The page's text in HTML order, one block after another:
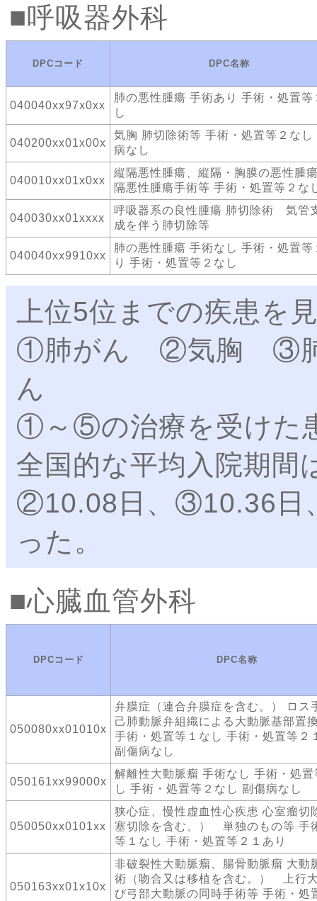
呼吸器外科
DPCコード DPC名称
040040xx97x0xx
肺の悪性腫瘍 手術あり 手術・処置等
し
040200xx01x00x
気胸 肺切除術等 手術・処置等２なし
病なし
040010xx01x0xx
縦隔悪性腫瘍、縦隔・胸膜の悪性腫
隔悪性腫瘍手術等 手術・処置等２な
040030xx01xxxx
呼吸器系の良性腫瘍 肺切除術 気管
成を伴う肺切除等
040040xx9910xx
肺の悪性腫瘍 手術なし 手術・処置等
り 手術・処置等２なし
上位5位までの疾患を
①肺がん ②気胸 ③
ん
①～⑤の治療を受けた
全国的な平均入院期
②10.08日、③10.36日
った。
心臓血管外科
DPCコード DPC名称
050080xx01010x
弁膜症（連合弁膜症を含む。） ロス
己肺動脈弁組織による大動脈基部置
手術・処置等１なし 手術・処置等２
副傷病なし
050161xx99000x
解離性大動脈瘤 手術なし 手術・処置
し 手術・処置等２なし 副傷病なし
050050xx0101xx
狭心症、慢性虚血性心疾患 心室瘤切
塞切除を含む。） 単独のもの等 手
等１なし 手術・処置等２１あり
050163xx01x10x
非破裂性大動脈瘤、腸骨動脈瘤 大動
術（吻合又は移植を含む。） 上行
び弓部大動脈の同時手術等 手術・処